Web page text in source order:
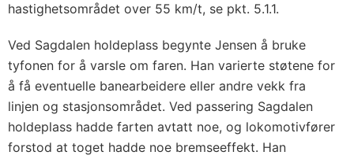
hastighetsområdet over 55 km/t, se pkt. 5.1.1.
Ved Sagdalen holdeplass begynte Jensen å bruke
tyfonen for å varsle om faren. Han varierte støtene for
å få eventuelle banearbeidere eller andre vekk fra
linjen og stasjonsområdet. Ved passering Sagdalen
holdeplass hadde farten avtatt noe, og lokomotivfører
forstod at toget hadde noe bremseeffekt. Han